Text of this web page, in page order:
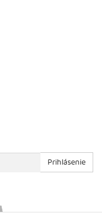
Prihlásenie